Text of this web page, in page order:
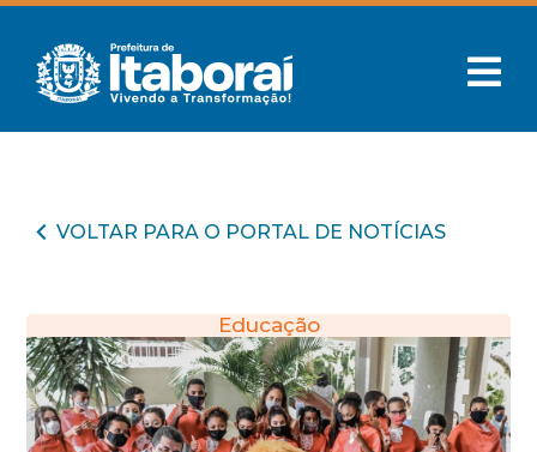
VOLTAR PARA O PORTAL DE NOTÍCIAS
Educação